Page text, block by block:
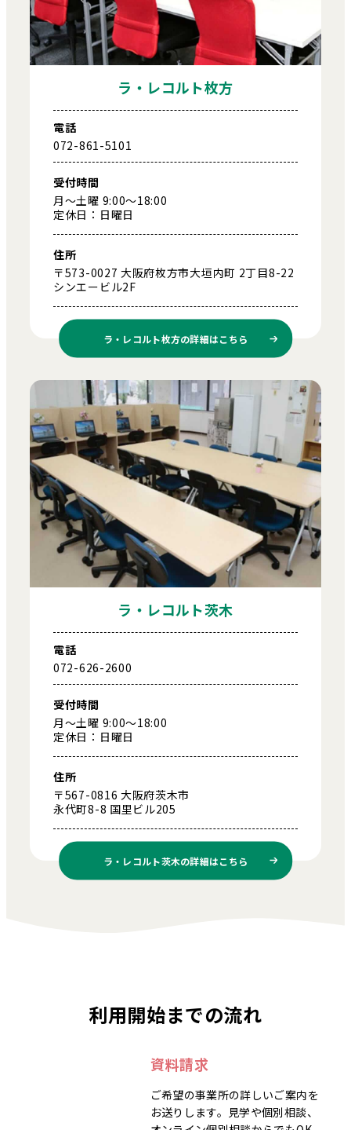
ラ・レコルト枚方
電話
072-861-5101
受付時間
月～土曜 9:00～18:00
定休日：日曜日
住所
〒573-0027 大阪府枚方市大垣内町 2丁目8-22
シンエービル2F
ラ・レコルト枚方の詳細はこちら
ラ・レコルト茨木
電話
072-626-2600
受付時間
月～土曜 9:00～18:00
定休日：日曜日
住所
〒567-0816 大阪府茨木市
永代町8-8 国里ビル205
ラ・レコルト茨木の詳細はこちら
利用開始までの流れ
資料請求
ご希望の事業所の詳しいご案内を
お送りします。見学や個別相談、